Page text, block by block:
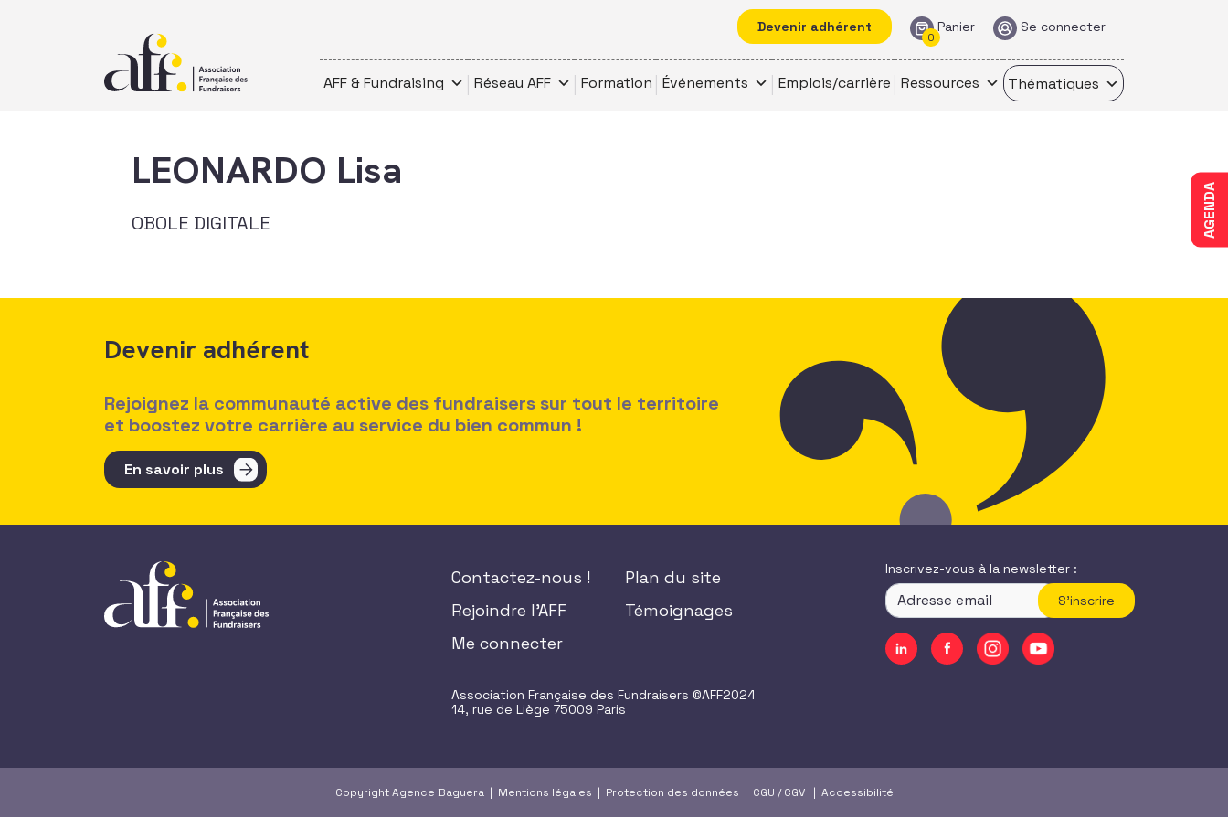
Devenir adhérent Panier
0
Se connecter
AFF & Fundraising Réseau AFF Formation Événements Emplois/carrière Ressources Thématiques
AGENDA
LEONARDO Lisa
OBOLE DIGITALE
Devenir adhérent
Rejoignez la communauté active des fundraisers sur tout le territoire
et boostez votre carrière au service du bien commun !
En savoir plus
Contactez-nous !
Rejoindre l'AFF
Me connecter
Plan du site
Témoignages
Association Française des Fundraisers ©AFF2024
14, rue de Liège 75009 Paris
Inscrivez-vous à la newsletter :
S'inscrire
Copyright Agence Baguera | Mentions légales | Protection des données | CGU /CGV| Accessibilité